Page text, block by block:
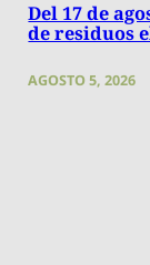
Del 17 de
de residuos
AGOSTO 5, 2026